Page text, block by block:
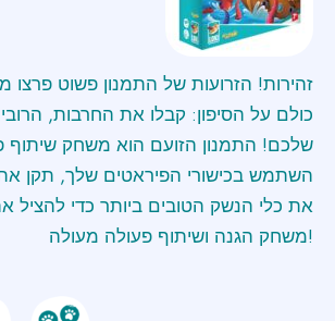
זהירות! הזרועות של התמנון פשוט פרצו
כולם על הסיפון: קבלו את החרבות,
שלכם! התמנון הזועם הוא משחק שיתוף
השתמש בכישורי הפיראטים שלך, תקן
את כלי הנשק הטובים ביותר כדי להציל
משחק הגנה ושיתוף פעולה מעולה!